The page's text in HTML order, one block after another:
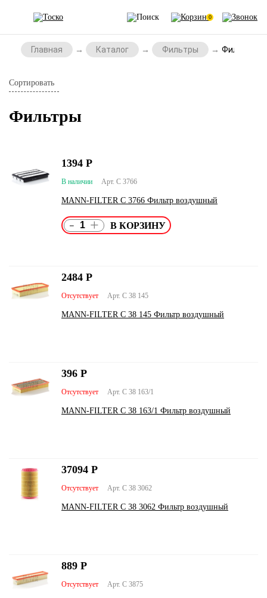
0
Главная Каталог Фильтры Фильтры
Сортировать
Фильтры
Арт. C 3766
В наличии
MANN-FILTER C 3766 Фильтр воздушный
1394 Р
- +
Арт. C 38 145
Отсутствует
MANN-FILTER C 38 145 Фильтр воздушный
2484 Р
Арт. C 38 163/1
Отсутствует
MANN-FILTER C 38 163/1 Фильтр воздушный
396 Р
Арт. C 38 3062
Отсутствует
MANN-FILTER C 38 3062 Фильтр воздушный
37094 Р
Арт. C 3875
Отсутствует
889 Р